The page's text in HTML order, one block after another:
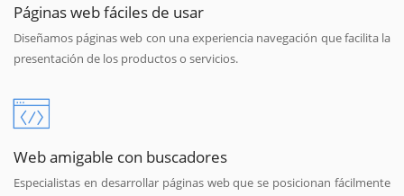
Páginas web fáciles de usar
Diseñamos páginas web con una experiencia navegación que facilita la
presentación de los productos o servicios.
Web amigable con buscadores
Especialistas en desarrollar páginas web que se posicionan fácilmente